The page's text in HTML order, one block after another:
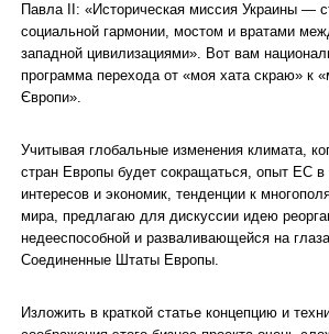
Павла II: «Историческая миссия Украины —
социальной гармонии, мостом и вратами
западной цивилизациями». Вот вам
программа перехода от «моя хата скраю» к
Європи».
Учитывая глобальные изменения климата,
стран Европы будет сокращаться, опыт ЕС в
интересов и экономик, тенденции к
мира, предлагаю для дискуссии идею
недееспособной и разваливающейся на
Соединенные Штаты Европы.
Изложить в краткой статье концепцию и